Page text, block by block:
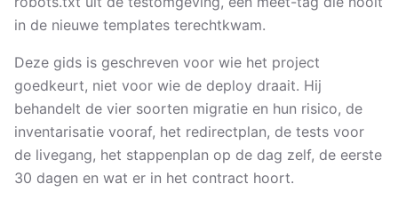
in de nieuwe templates terechtkwam.
Deze gids is geschreven voor wie het project
goedkeurt, niet voor wie de deploy draait. Hij
behandelt de vier soorten migratie en hun risico, de
inventarisatie vooraf, het redirectplan, de tests voor
de livegang, het stappenplan op de dag zelf, de eerste
30 dagen en wat er in het contract hoort.